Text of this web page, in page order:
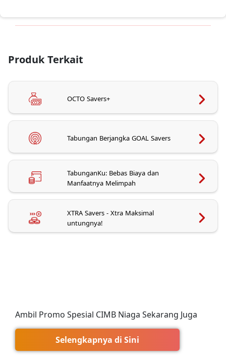
Produk Terkait
OCTO Savers+
Tabungan Berjangka GOAL Savers
TabunganKu: Bebas Biaya dan
Manfaatnya Melimpah
XTRA Savers - Xtra Maksimal
untungnya!
Ambil Promo Spesial CIMB Niaga Sekarang Juga
Selengkapnya di Sini